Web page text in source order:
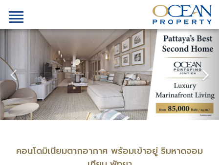
คอนโดมิเนียมตากอากาศ พร้อมเข้าอยู่ ริมหาดจอม